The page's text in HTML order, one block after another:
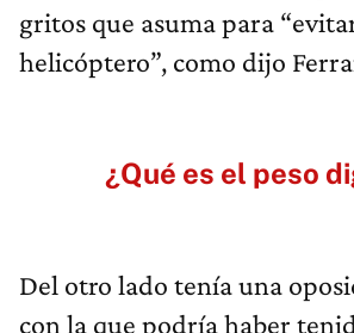
gritos que asuma para
helicóptero”, como dijo
¿Qué es el peso
Del otro lado tenía una
con la que podría haber